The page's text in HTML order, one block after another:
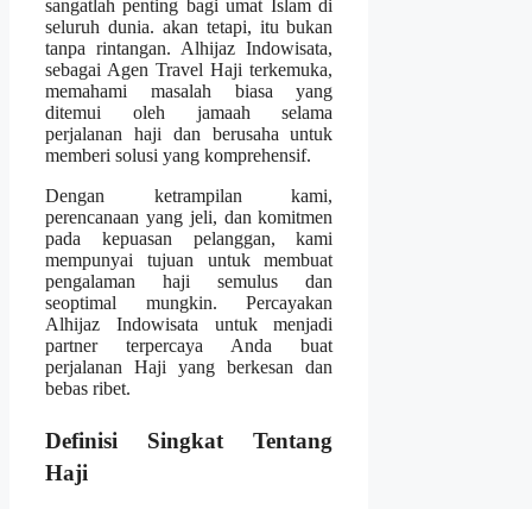
sangatlah penting bagi umat Islam di
seluruh dunia. akan tetapi, itu bukan
tanpa rintangan. Alhijaz Indowisata,
sebagai Agen Travel Haji terkemuka,
memahami masalah biasa yang
ditemui oleh jamaah selama
perjalanan haji dan berusaha untuk
memberi solusi yang komprehensif.
Dengan ketrampilan kami,
perencanaan yang jeli, dan komitmen
pada kepuasan pelanggan, kami
mempunyai tujuan untuk membuat
pengalaman haji semulus dan
seoptimal mungkin. Percayakan
Alhijaz Indowisata untuk menjadi
partner terpercaya Anda buat
perjalanan Haji yang berkesan dan
bebas ribet.
Definisi Singkat Tentang
Haji